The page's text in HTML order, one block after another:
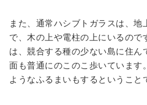
また、通常ハシブトガラスは、
で、木の上や電柱の上にいるので
は、競合する種の少ない島に住ん
面も普通にのこのこ歩いています
ようなふるまいもするということ